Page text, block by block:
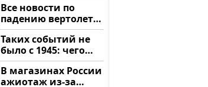
Все новости по
падению вертолета
на Кавказе: читать
здесь
Таких событий не
было с 1945: чего
ждать всем нам?
В магазинах России
ажиотаж из-за